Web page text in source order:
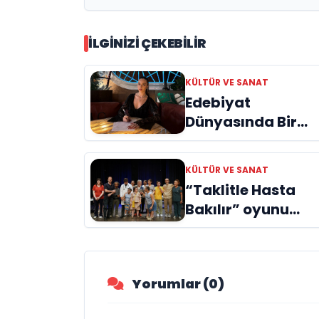
İLGINIZI ÇEKEBILIR
KÜLTÜR VE SANAT
Edebiyat
Dünyasında Bir
Genç Deha
Doğuyor: Dilruba
Engin ve Zift
Evreni ‘AVENOİR’
KÜLTÜR VE SANAT
“Taklitle Hasta
Bakılır” oyunu
engelleri sanatla
aştı
Yorumlar (0)